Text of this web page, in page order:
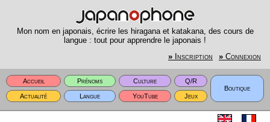
Mon nom en japonais, écrire les hiragana et katakana, des cours de
langue : tout pour apprendre le japonais !
» Inscription » Connexion
Accueil Prénoms Culture
Q/R
Boutique
Actualité
Langue YouTube Jeux